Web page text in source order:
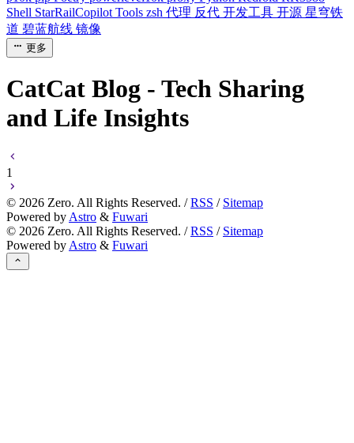
Shell StarRailCopilot Tools zsh 代理 反代 开发工具 开源 星穹铁
道 碧蓝航线 镜像
更多
CatCat Blog - Tech Sharing
and Life Insights
1
© 2026 Zero. All Rights Reserved. /RSS / Sitemap
Powered by Astro & Fuwari
© 2026 Zero. All Rights Reserved. /RSS / Sitemap
Powered by Astro & Fuwari